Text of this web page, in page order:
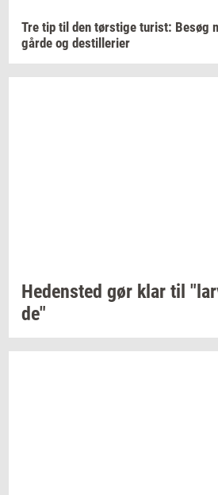
Tre tip til den tørsti­ge turist: Besøg
går­de og destil­le­ri­er
He­den­sted gør klar til
de"